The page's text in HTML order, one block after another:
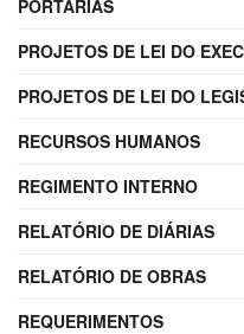
PORTARIAS
PROJETOS DE LEI DO
PROJETOS DE LEI DO
RECURSOS HUMANOS
REGIMENTO INTERNO
RELATÓRIO DE DIÁRIAS
RELATÓRIO DE OBRAS
REQUERIMENTOS